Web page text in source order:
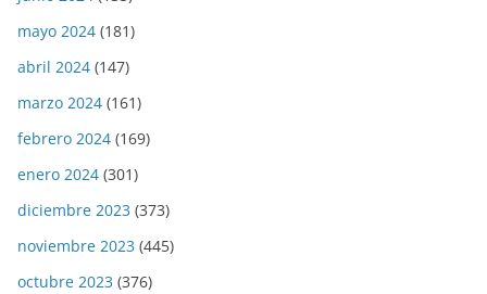
mayo 2024 (181)
abril 2024 (147)
marzo 2024 (161)
febrero 2024 (169)
enero 2024 (301)
diciembre 2023 (373)
noviembre 2023 (445)
octubre 2023 (376)